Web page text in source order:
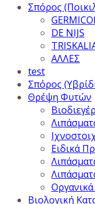
Σπόρος
DE NIJS
ΑΛΛΕΣ
test
Σπόρος
Θρέψη Φυτών
Ειδικά
Βιολογική